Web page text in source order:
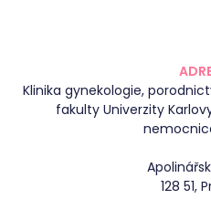
Klinika gynekologie,
fakulty Univerzity
128 51,